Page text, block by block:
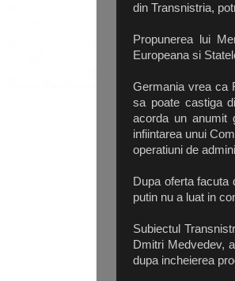
din Transnistria,
Propunerea lui
Europeana si
Germania vrea ca
sa poate castiga
acorda un anumit
infiintarea unui
operatiuni de
Dupa oferta
putin nu a luat in
Subiectul
Dmitri Medvedev,
dupa incheierea